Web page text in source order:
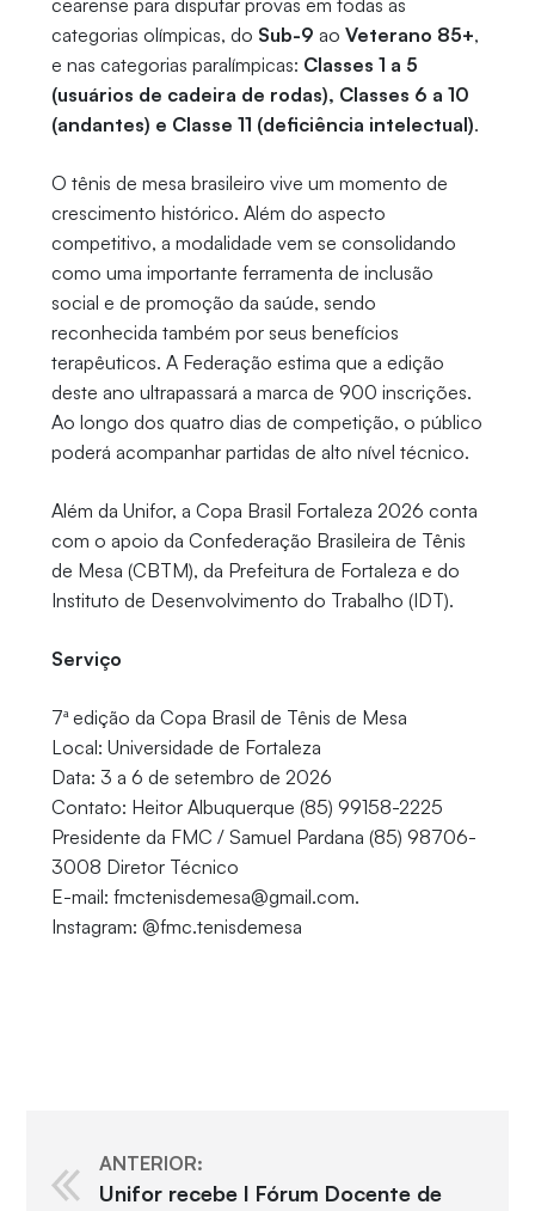
categorias olímpicas, do Sub-9 ao Veterano 85+,
e nas categorias paralímpicas: Classes 1 a 5
(usuários de cadeira de rodas), Classes 6 a 10
(andantes) e Classe 11 (deficiência intelectual).
O tênis de mesa brasileiro vive um momento de
crescimento histórico. Além do aspecto
competitivo, a modalidade vem se consolidando
como uma importante ferramenta de inclusão
social e de promoção da saúde, sendo
reconhecida também por seus benefícios
terapêuticos. A Federação estima que a edição
deste ano ultrapassará a marca de 900 inscrições.
Ao longo dos quatro dias de competição, o público
poderá acompanhar partidas de alto nível técnico.
Além da Unifor, a Copa Brasil Fortaleza 2026 conta
com o apoio da Confederação Brasileira de Tênis
de Mesa (CBTM), da Prefeitura de Fortaleza e do
Instituto de Desenvolvimento do Trabalho (IDT).
Serviço
7ª edição da Copa Brasil de Tênis de Mesa
Local: Universidade de Fortaleza
Data: 3 a 6 de setembro de 2026
Contato: Heitor Albuquerque (85) 99158-2225
Presidente da FMC / Samuel Pardana (85) 98706-
3008 Diretor Técnico
E-mail: fmctenisdemesa@gmail.com.
Instagram: @fmc.tenisdemesa
ANTERIOR:
Unifor recebe I Fórum Docente de